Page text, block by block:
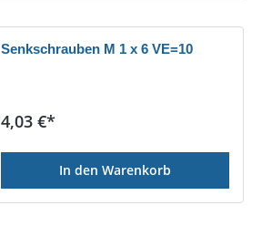
Senkschrauben M 1 x 6 VE=10
Regulärer Preis:
4,03 €*
In den Warenkorb